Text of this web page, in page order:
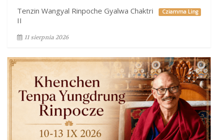
Cziamma Ling
Tenzin Wangyal Rinpoche Gyalwa Chaktri
II
11 sierpnia 2026